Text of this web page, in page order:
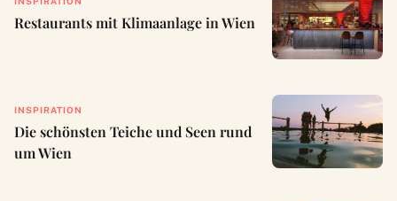
Restaurants mit Klimaanlage in Wien
INSPIRATION
Die schönsten Teiche und Seen rund
um Wien